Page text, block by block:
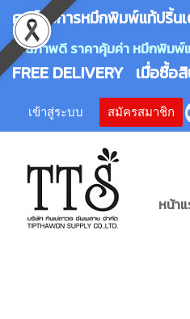
ศูนย์บริการหมึกพิมพ์แท้ปริ้น
คุณภาพดี ราคาคุ้มค่า หมึกพิมพ์
FREE DELIVERY เมื่อซื้
เข้าสู่ระบบ สมัครสมาชิก
หน้า